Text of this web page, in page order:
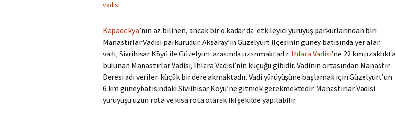
vadisi
Kapadokya’nın az bilinen, ancak bir o kadar da etkileyici yürüyüş parkurlarından biri
Manastırlar Vadisi parkurudur. Aksaray’ın Güzelyurt ilçesinin güney batısında yer alan
vadi, Sivrihisar Köyü ile Güzelyurt arasında uzanmaktadır. Ihlara Vadisi’ne 22 km uzaklıkta
bulunan Manastırlar Vadisi, Ihlara Vadisi’nin küçüğü gibidir. Vadinin ortasından Manastır
Deresi adı verilen küçük bir dere akmaktadır. Vadi yürüyüşüne başlamak için Güzelyurt’un
6 km güneybatısındaki Sivrihisar Köyü’ne gitmek gerekmektedir. Manastırlar Vadisi
yürüyüşü uzun rota ve kısa rota olarak iki şekilde yapılabilir.